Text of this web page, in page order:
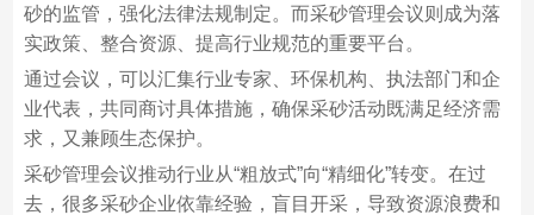
砂的监管，强化法律法规制定。而采砂管理会议则成为落
实政策、整合资源、提高行业规范的重要平台。
通过会议，可以汇集行业专家、环保机构、执法部门和企
业代表，共同商讨具体措施，确保采砂活动既满足经济需
求，又兼顾生态保护。
采砂管理会议推动行业从“粗放式”向“精细化”转变。在过
去，很多采砂企业依靠经验，盲目开采，导致资源浪费和